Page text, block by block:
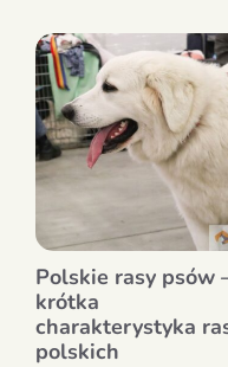
Polskie rasy psów
krótka
charakterystyka
polskich